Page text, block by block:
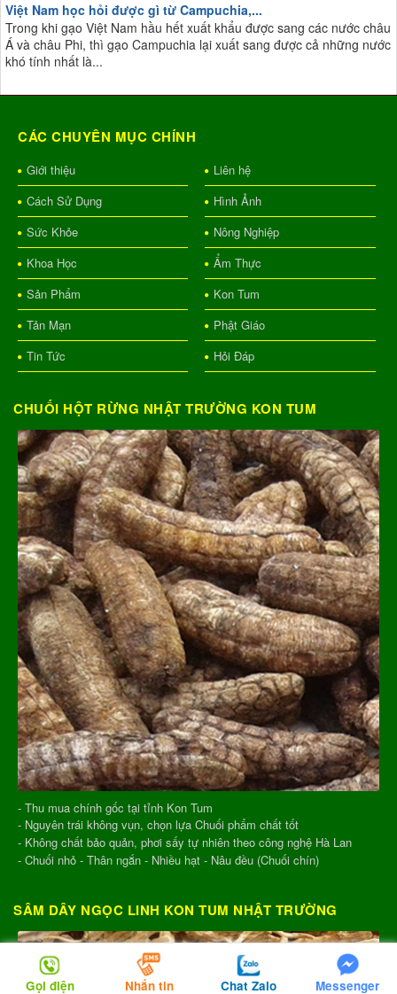
Việt Nam học hỏi được gì từ Campuchia,...
Trong khi gạo Việt Nam hầu hết xuất khẩu được sang các nước châu
Á và châu Phi, thì gạo Campuchia lại xuất sang được cả những nước
khó tính nhất là...
CÁC CHUYÊN MỤC CHÍNH
Giới thiệu
Liên hệ
Cách Sử Dụng
Hình Ảnh
Sức Khỏe
Nông Nghiệp
Khoa Học
Ẩm Thực
Sản Phẩm
Kon Tum
Tản Mạn
Phật Giáo
Tin Tức
Hỏi Đáp
CHUỐI HỘT RỪNG NHẬT TRƯỜNG KON TUM
- Thu mua chính gốc tại tỉnh Kon Tum
- Nguyên trái không vụn, chọn lựa Chuối phẩm chất tốt
- Không chất bảo quản, phơi sấy tự nhiên theo công nghệ Hà Lan
- Chuối nhỏ - Thân ngắn - Nhiều hạt - Nâu đều (Chuối chín)
SÂM DÂY NGỌC LINH KON TUM NHẬT TRƯỜNG
Gọi điện Nhắn tin Chat Zalo Messenger